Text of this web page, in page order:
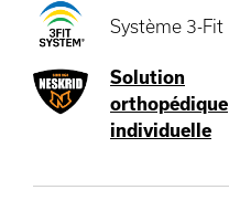
Système 3-Fit
Solution
orthopédique
individuelle